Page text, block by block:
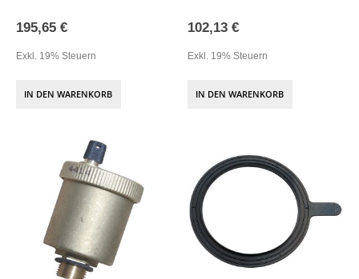
195,65 €
Exkl. 19% Steuern
IN DEN WARENKORB
102,13 €
Exkl. 19% Steuern
IN DEN WARENKORB